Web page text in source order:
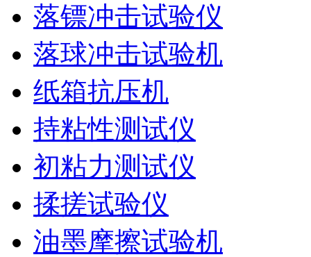
落镖冲击试验仪
落球冲击试验机
纸箱抗压机
持粘性测试仪
初粘力测试仪
揉搓试验仪
油墨摩擦试验机